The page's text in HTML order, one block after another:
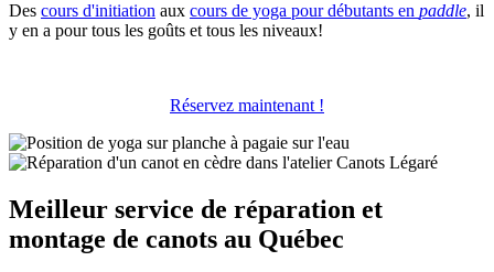
Des cours d'initiation aux cours de yoga pour débutants en paddle, il
y en a pour tous les goûts et tous les niveaux!
Réservez maintenant !
Meilleur service de réparation et
montage de canots au Québec